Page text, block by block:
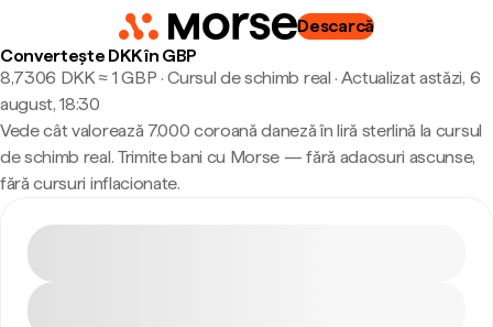
Descarcă
Convertește DKK în GBP
8,7306 DKK ≈ 1 GBP · Cursul de schimb real · Actualizat astăzi, 6
august, 18:30
Vede cât valorează 7.000 coroană daneză în liră sterlină la cursul
de schimb real. Trimite bani cu Morse — fără adaosuri ascunse,
fără cursuri inflacionate.